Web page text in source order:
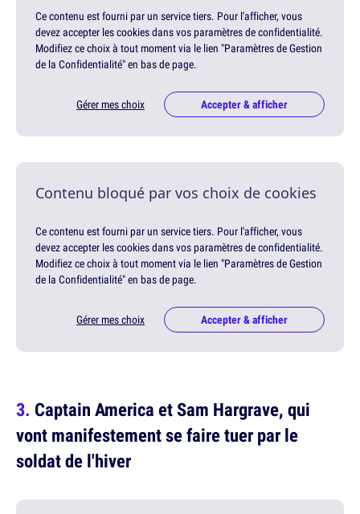
Ce contenu est fourni par un service tiers. Pour l'afficher, vous
devez accepter les cookies dans vos paramètres de confidentialité.
Modifiez ce choix à tout moment via le lien "Paramètres de Gestion
de la Confidentialité" en bas de page.
Gérer mes choix Accepter & afficher
Contenu bloqué par vos choix de cookies
Ce contenu est fourni par un service tiers. Pour l'afficher, vous
devez accepter les cookies dans vos paramètres de confidentialité.
Modifiez ce choix à tout moment via le lien "Paramètres de Gestion
de la Confidentialité" en bas de page.
Gérer mes choix Accepter & afficher
Captain America et Sam Hargrave, qui
vont manifestement se faire tuer par le
soldat de l'hiver